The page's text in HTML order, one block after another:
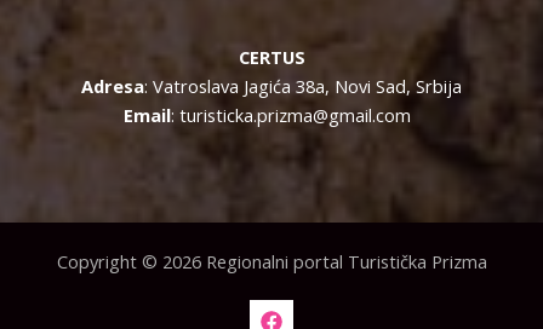
CERTUS
Adresa: Vatroslava Jagića 38a, Novi Sad, Srbija
Email: turisticka.prizma@gmail.com
Copyright © 2026 Regionalni portal Turistička Prizma